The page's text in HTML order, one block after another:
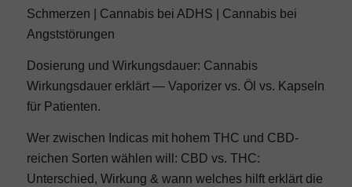
Schmerzen
Cannabis bei ADHS
Cannabis bei
Angststörungen
Dosierung und Wirkungsdauer: Cannabis
Wirkungsdauer erklärt— Vaporizer vs. Öl vs. Kapseln
für Patienten.
Wer zwischen Indicas mit hohem THC und CBD-
reichen Sorten wählen will: CBD vs. THC:
Unterschied, Wirkung & wann welches hilfterklärt die